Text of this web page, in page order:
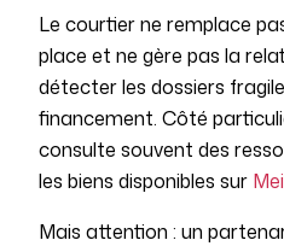
Le courtier ne remplace
place et ne gère pas la
détecter les dossiers
financement. Côté
consulte souvent des
les biens disponibles sur
Mais attention : un